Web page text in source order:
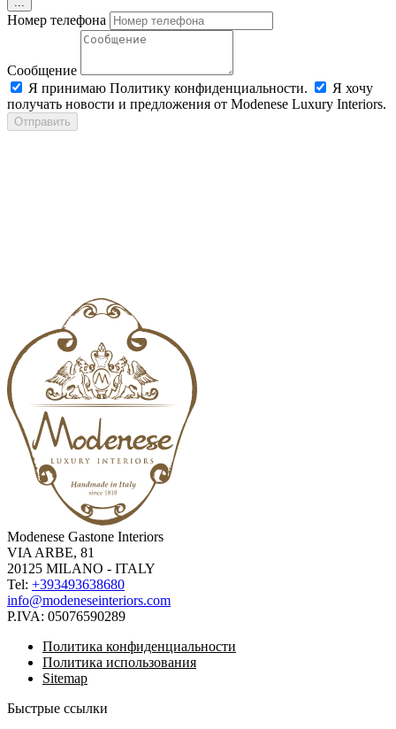
Номер телефона
Сообщение
Я принимаю Политику конфиденциальности.
Я хочу
получать новости и предложения от Modenese Luxury Interiors.
Отправить
Modenese Gastone Interiors
VIA ARBE, 81
20125 MILANO - ITALY
Tel: +393493638680
info@modeneseinteriors.com
P.IVA: 05076590289
Политика конфиденциальности
Политика использования
Sitemap
Быстрые ссылки